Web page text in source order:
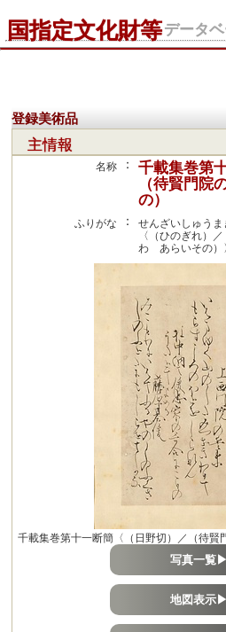
国指定文化財等データ
登録美術品
主情報
名称 ：
千載集巻第
（待賢門
の）
ふりがな ：
せんざいしゅう
〈（ひのぎれ）
わ あらいその）
千載集巻第十一断簡〈（日野切）／（待
写真一覧▶
地図表示▶